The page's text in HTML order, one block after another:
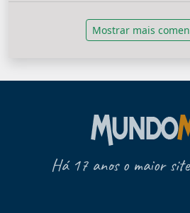
Mostrar mais
Há 17 anos o maior